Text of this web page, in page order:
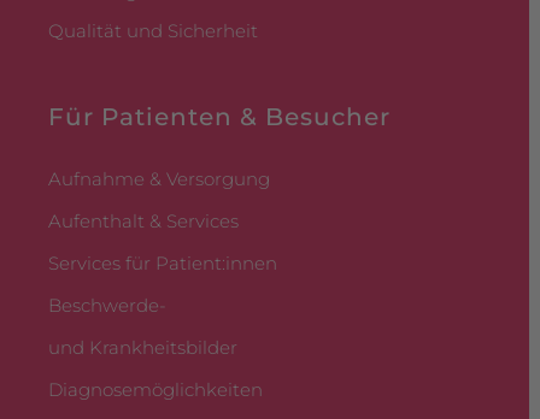
Qualität und Sicherheit
Für Patienten & Besucher
Aufnahme & Versorgung
Aufenthalt & Services
Services für Patient:innen
Beschwerde-
und Krankheitsbilder
Diagnosemöglichkeiten